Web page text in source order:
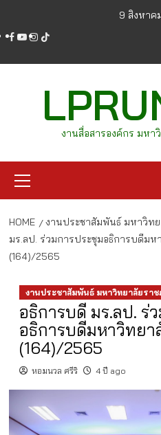
content
9 สิงหาค
facebook
youtube
instagram
tiktok
งานสื่อสารองค์กร มหา
Menu
HOME งานประชาสัมพันธ์ มหาวิท
มร.ลป. ร่วมการประชุมอธิการบดีมห
(164)/2565
งานประชาสัมพันธ์ มหาวิทยาลัยราช
อธิการบดี มร.ลป. ร่
อธิการบดีมหาวิทยา
(164)/2565
หอมนวล ศรีริ 4 ปี ago